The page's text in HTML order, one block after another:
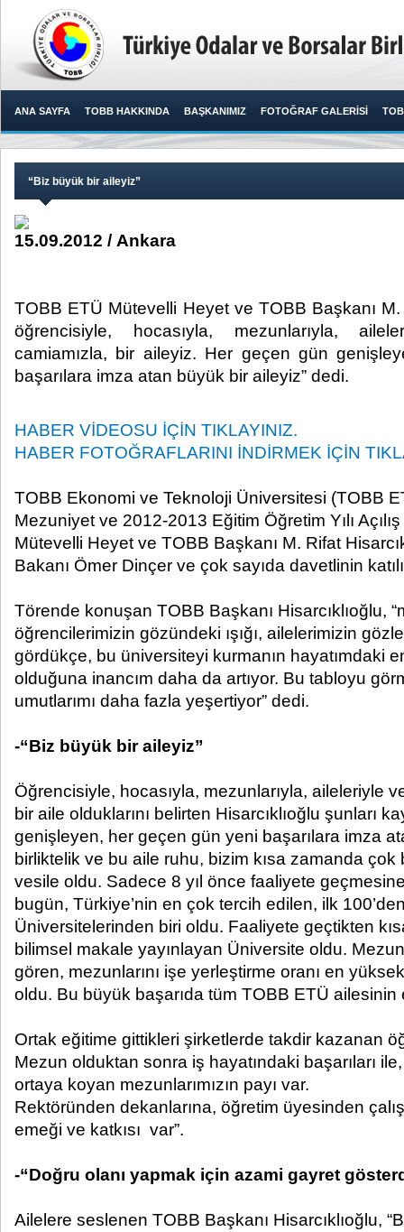
ANA SAYFA TOBB HAKKINDA BAŞKANIMIZ FOTOĞRAF GALERİSİ
​“Biz büyük bir aileyiz”
15.09.2012 / Ankara
TOBB ETÜ Mütevelli Heyet ve TOBB Başkanı M.
öğrencisiyle, hocasıyla, mezunlarıyla,
camiamızla, bir aileyiz. Her geçen gün
başarılara imza atan büyük bir aileyiz” dedi. ​
HABER VİDEOSU İÇİN TIKLAYINIZ.
HABER FOTOĞRAFLARINI İNDİRMEK İÇİN
TOBB Ekonomi ve Teknoloji Üniversitesi (TOBB
Mezuniyet ve 2012-2013 Eğitim Öğretim Yılı
Mütevelli Heyet ve TOBB Başkanı M. Rifat
Bakanı Ömer Dinçer ve çok sayıda davetlinin
Törende konuşan TOBB Başkanı Hisarcıklıoğlu,
öğrencilerimizin gözündeki ışığı, ailelerimizin
gördükçe, bu üniversiteyi kurmanın hayatımdaki
olduğuna inancım daha da artıyor. Bu tabloyu
umutlarımı daha fazla yeşertiyor” dedi.
-“Biz büyük bir aileyiz”
Öğrencisiyle, hocasıyla, mezunlarıyla, aileleriyle
bir aile olduklarını belirten Hisarcıklıoğlu şunları
genişleyen, her geçen gün yeni başarılara imza
birliktelik ve bu aile ruhu, bizim kısa zamanda
vesile oldu. Sadece 8 yıl önce faaliyete
bugün, Türkiye’nin en çok tercih edilen, ilk
Üniversitelerinden biri oldu. Faaliyete geçtikten
bilimsel makale yayınlayan Üniversite oldu.
gören, mezunlarını işe yerleştirme oranı en
oldu. Bu büyük başarıda tüm TOBB ETÜ ailesinin
Ortak eğitime gittikleri şirketlerde takdir kazanan
Mezun olduktan sonra iş hayatındaki başarıları
ortaya koyan mezunlarımızın payı var.
Rektöründen dekanlarına, öğretim üyesinden
emeği ve katkısı var”.
-“Doğru olanı yapmak için azami gayret
Ailelere seslenen TOBB Başkanı Hisarcıklıoğlu,